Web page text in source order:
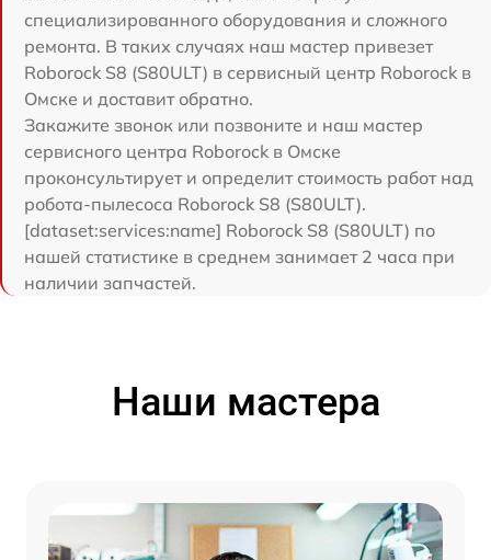
специализированного оборудования и сложного
ремонта. В таких случаях наш мастер привезет
Roborock S8 (S80ULT) в сервисный центр Roborock в
Омске и доставит обратно.
Закажите звонок или позвоните и наш мастер
сервисного центра Roborock в Омске
проконсультирует и определит стоимость работ над
робота-пылесоса Roborock S8 (S80ULT).
[dataset:services:name] Roborock S8 (S80ULT) по
нашей статистике в среднем занимает 2 часа при
наличии запчастей.
Наши мастера